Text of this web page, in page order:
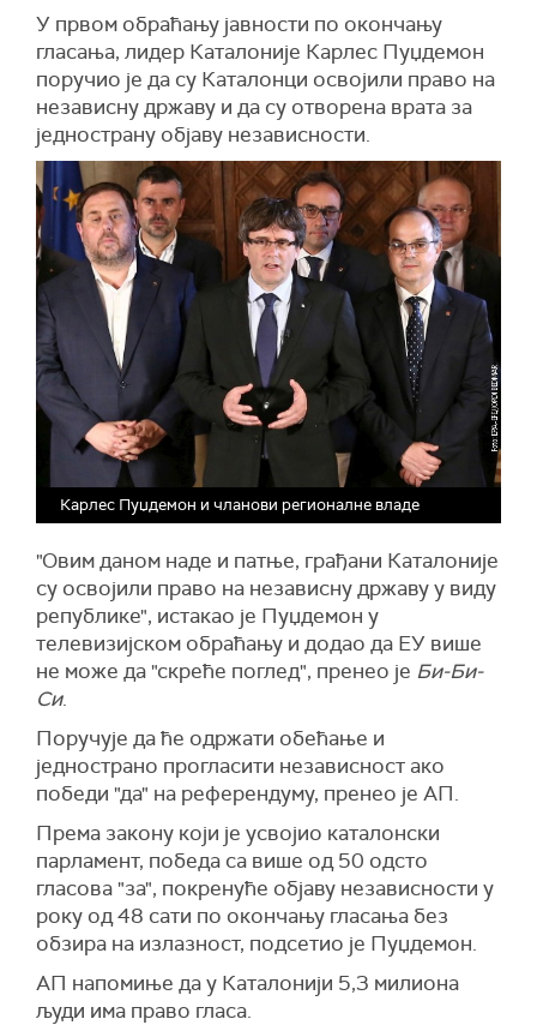
У првом обраћању јавности по окончању
гласања, лидер Каталоније Карлес Пуџдемон
поручио је да су Каталонци освојили право на
независну државу и да су отворена врата за
једнострану објаву независности.
Карлес Пуџдемон и чланови регионалне владе
"Овим даном наде и патње, грађани Каталоније
су освојили право на независну државу у виду
републике", истакао је Пуџдемон у
телевизијском обраћању и додао да ЕУ више
не може да "скреће поглед", пренео је Би-Би-
Си.
Поручује да ће одржати обећање и
једнострано прогласити независност ако
победи "да" на референдуму, пренео је АП.
Према закону који је усвојио каталонски
парламент, победа са више од 50 одсто
гласова "за", покренуће објаву независности у
року од 48 сати по окончању гласања без
обзира на излазност, подсетио је Пуџдемон.
АП напомиње да у Каталонији 5,3 милиона
људи има право гласа.